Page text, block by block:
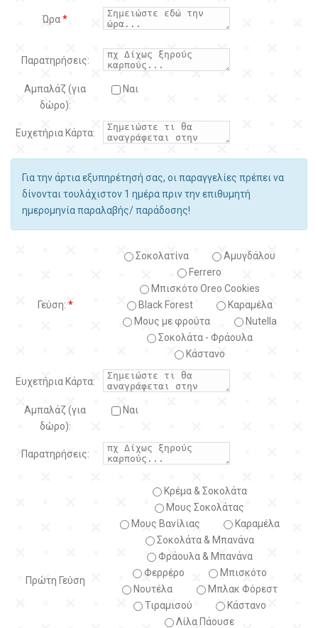
Ώρα*
Παρατηρήσεις:
Αμπαλάζ (για
δώρο):
Ναι
Ευχετήρια Κάρτα:
Για την άρτια εξυπηρέτησή σας, οι παραγγελίες πρέπει να
δίνονται τουλάχιστον 1 ημέρα πριν την επιθυμητή
ημερομηνία παραλαβής/ παράδοσης!
Γεύση: *
Σοκολατίνα
Αμυγδάλου
Ferrero
Μπισκότο Oreo Cookies
Black Forest
Kαραμέλα
Μους με φρούτα
Nutella
Σοκολάτα - Φράουλα
Κάστανο
Ευχετήρια Κάρτα:
Αμπαλάζ (για
δώρο):
Ναι
Παρατηρήσεις:
Πρώτη Γεύση
Κρέμα & Σοκολάτα
Μους Σοκολάτας
Μους Βανίλιας
Καραμέλα
Σοκολάτα & Μπανάνα
Φράουλα & Μπανάνα
Φερρέρο
Μπισκότο
Νουτέλα
Μπλακ Φόρεστ
Τιραμισού
Κάστανο
Λίλα Πάουσε